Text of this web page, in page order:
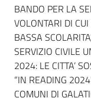
BANDO PER LA
VOLONTARI DI
BASSA
SERVIZIO CIVILE
2024: LE CITTA’
“IN READING
COMUNI DI